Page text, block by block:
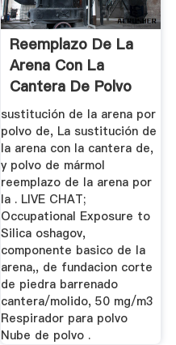
Reemplazo De La
Arena Con La
Cantera De Polvo
Ppt
sustitución de la arena por
polvo de, La sustitución de
la arena con la cantera de,
y polvo de mármol
reemplazo de la arena por
la . LIVE CHAT;
Occupational Exposure to
Silica oshagov,
componente basico de la
arena,, de fundacion corte
de piedra barrenado
cantera/molido, 50 mg/m3
Respirador para polvo
Nube de polvo .